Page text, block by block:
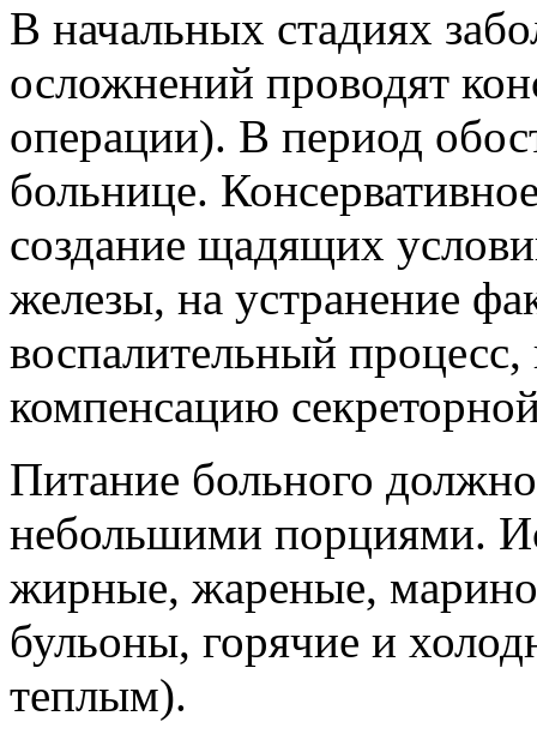
В начальных стадиях
осложнений проводят
операции). В период
больнице.
создание щадящих
железы, на устранение
воспалительный
компенсацию
Питание больного
небольшими порциями.
жирные, жареные,
бульоны, горячие и
теплым).